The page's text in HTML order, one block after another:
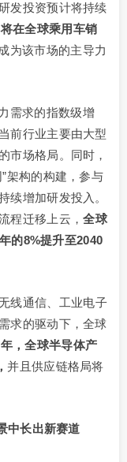
发投资预计将持续
在全球乘用车销
为该市场的主导力
需求的指数级增
前行业主要由大型
市场格局。同时，
架构的构建，参与
续增加研发投入。
程迁移上云，全球
的8%提升至2040
线通信、工业电子
求的驱动下，全球
，全球半导体产
并且供应链格局将
中长出新赛道